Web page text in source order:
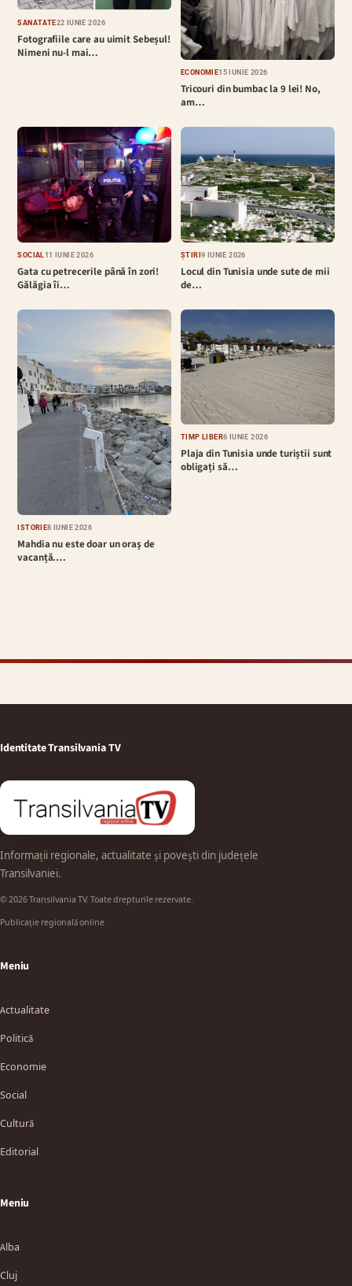
SĂNĂTATE22 IUNIE 2026
Fotografiile care au uimit Sebeșul!
Nimeni nu-l mai…
ECONOMIE15 IUNIE 2026
Tricouri din bumbac la 9 lei! No,
am…
SOCIAL 11 IUNIE 2026
Gata cu petrecerile până în zori!
Gălăgia îi…
ȘTIRI9 IUNIE 2026
Locul din Tunisia unde sute de mii
de…
ISTORIE8 IUNIE 2026
Mahdia nu este doar un oraș de
vacanță.…
TIMP LIBER6 IUNIE 2026
Plaja din Tunisia unde turiștii sunt
obligați să…
Identitate Transilvania TV
Informații regionale, actualitate și povești din județele
Transilvaniei.
© 2026 Transilvania TV. Toate drepturile rezervate.
Publicație regională online
Meniu
Actualitate
Politică
Economie
Social
Cultură
Editorial
Meniu
Alba
Cluj